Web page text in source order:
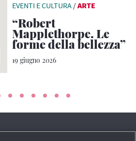
EVENTI E CULTURA /ARTE
“Robert
Mapplethorpe. Le
forme della bellezza”
19 giugno 2026